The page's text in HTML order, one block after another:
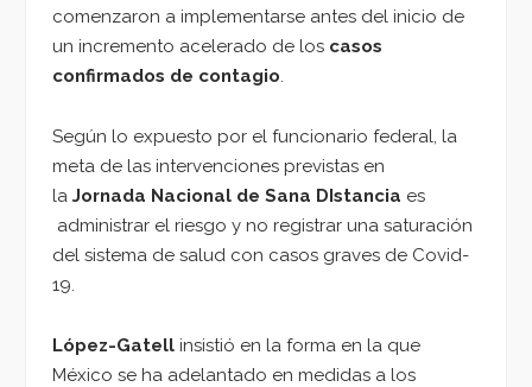
comenzaron a implementarse antes del inicio de
un incremento acelerado de los casos
confirmados de contagio.
Según lo expuesto por el funcionario federal, la
meta de las intervenciones previstas en
la Jornada Nacional de Sana DIstancia es
administrar el riesgo y no registrar una saturación
del sistema de salud con casos graves de Covid-
19.
López-Gatell insistió en la forma en la que
México se ha adelantado en medidas a los